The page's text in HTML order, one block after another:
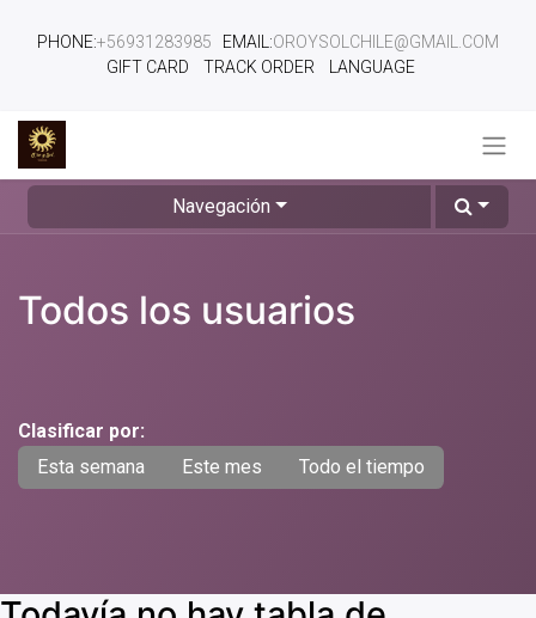
PHONE:+56931283985 EMAIL:OROYSOLCHILE@GMAIL.COM
GIFT CARD
TRACK ORDER LANGUAGE
Navegación
Todos los usuarios
Clasificar por:
Esta semana
Este mes Todo el tiempo